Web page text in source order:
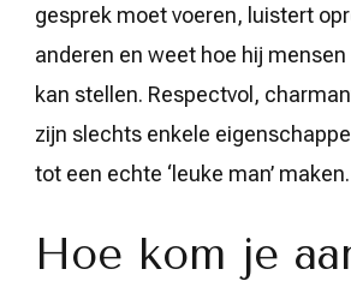
gesprek moet voeren, luistert
anderen en weet hoe hij
kan stellen. Respectvol,
zijn slechts enkele
tot een echte ‘leuke man’ maken.
Hoe kom je